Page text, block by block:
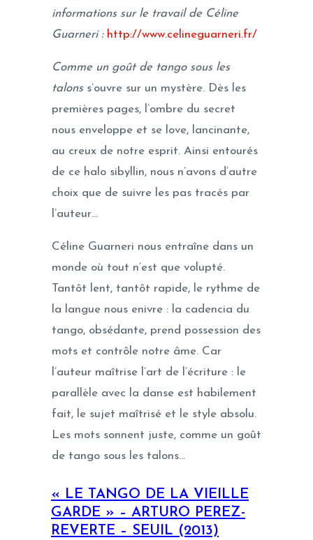
informations sur le travail de Céline
Guarneri : http://www.celineguarneri.fr/
Comme un goût de tango sous les
talonss’ouvre sur un mystère. Dès les
premières pages, l’ombre du secret
nous enveloppe et se love, lancinante,
au creux de notre esprit. Ainsi entourés
de ce halo sibyllin, nous n’avons d’autre
choix que de suivre les pas tracés par
l’auteur…
Céline Guarneri nous entraîne dans un
monde où tout n’est que volupté.
Tantôt lent, tantôt rapide, le rythme de
la langue nous enivre : la cadencia du
tango, obsédante, prend possession des
mots et contrôle notre âme. Car
l’auteur maîtrise l’art de l’écriture : le
parallèle avec la danse est habilement
fait, le sujet maîtrisé et le style absolu.
Les mots sonnent juste, comme un goût
de tango sous les talons…
« LE TANGO DE LA VIEILLE
GARDE » – ARTURO PEREZ-
REVERTE – SEUIL (2013)